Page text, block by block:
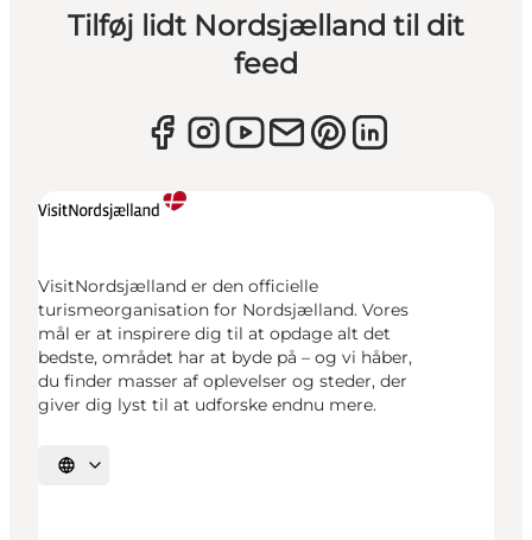
Tilføj lidt Nordsjælland til dit
feed
VisitNordsjælland er den officielle
turismeorganisation for Nordsjælland. Vores
mål er at inspirere dig til at opdage alt det
bedste, området har at byde på – og vi håber,
du finder masser af oplevelser og steder, der
giver dig lyst til at udforske endnu mere.
Vælg sprog